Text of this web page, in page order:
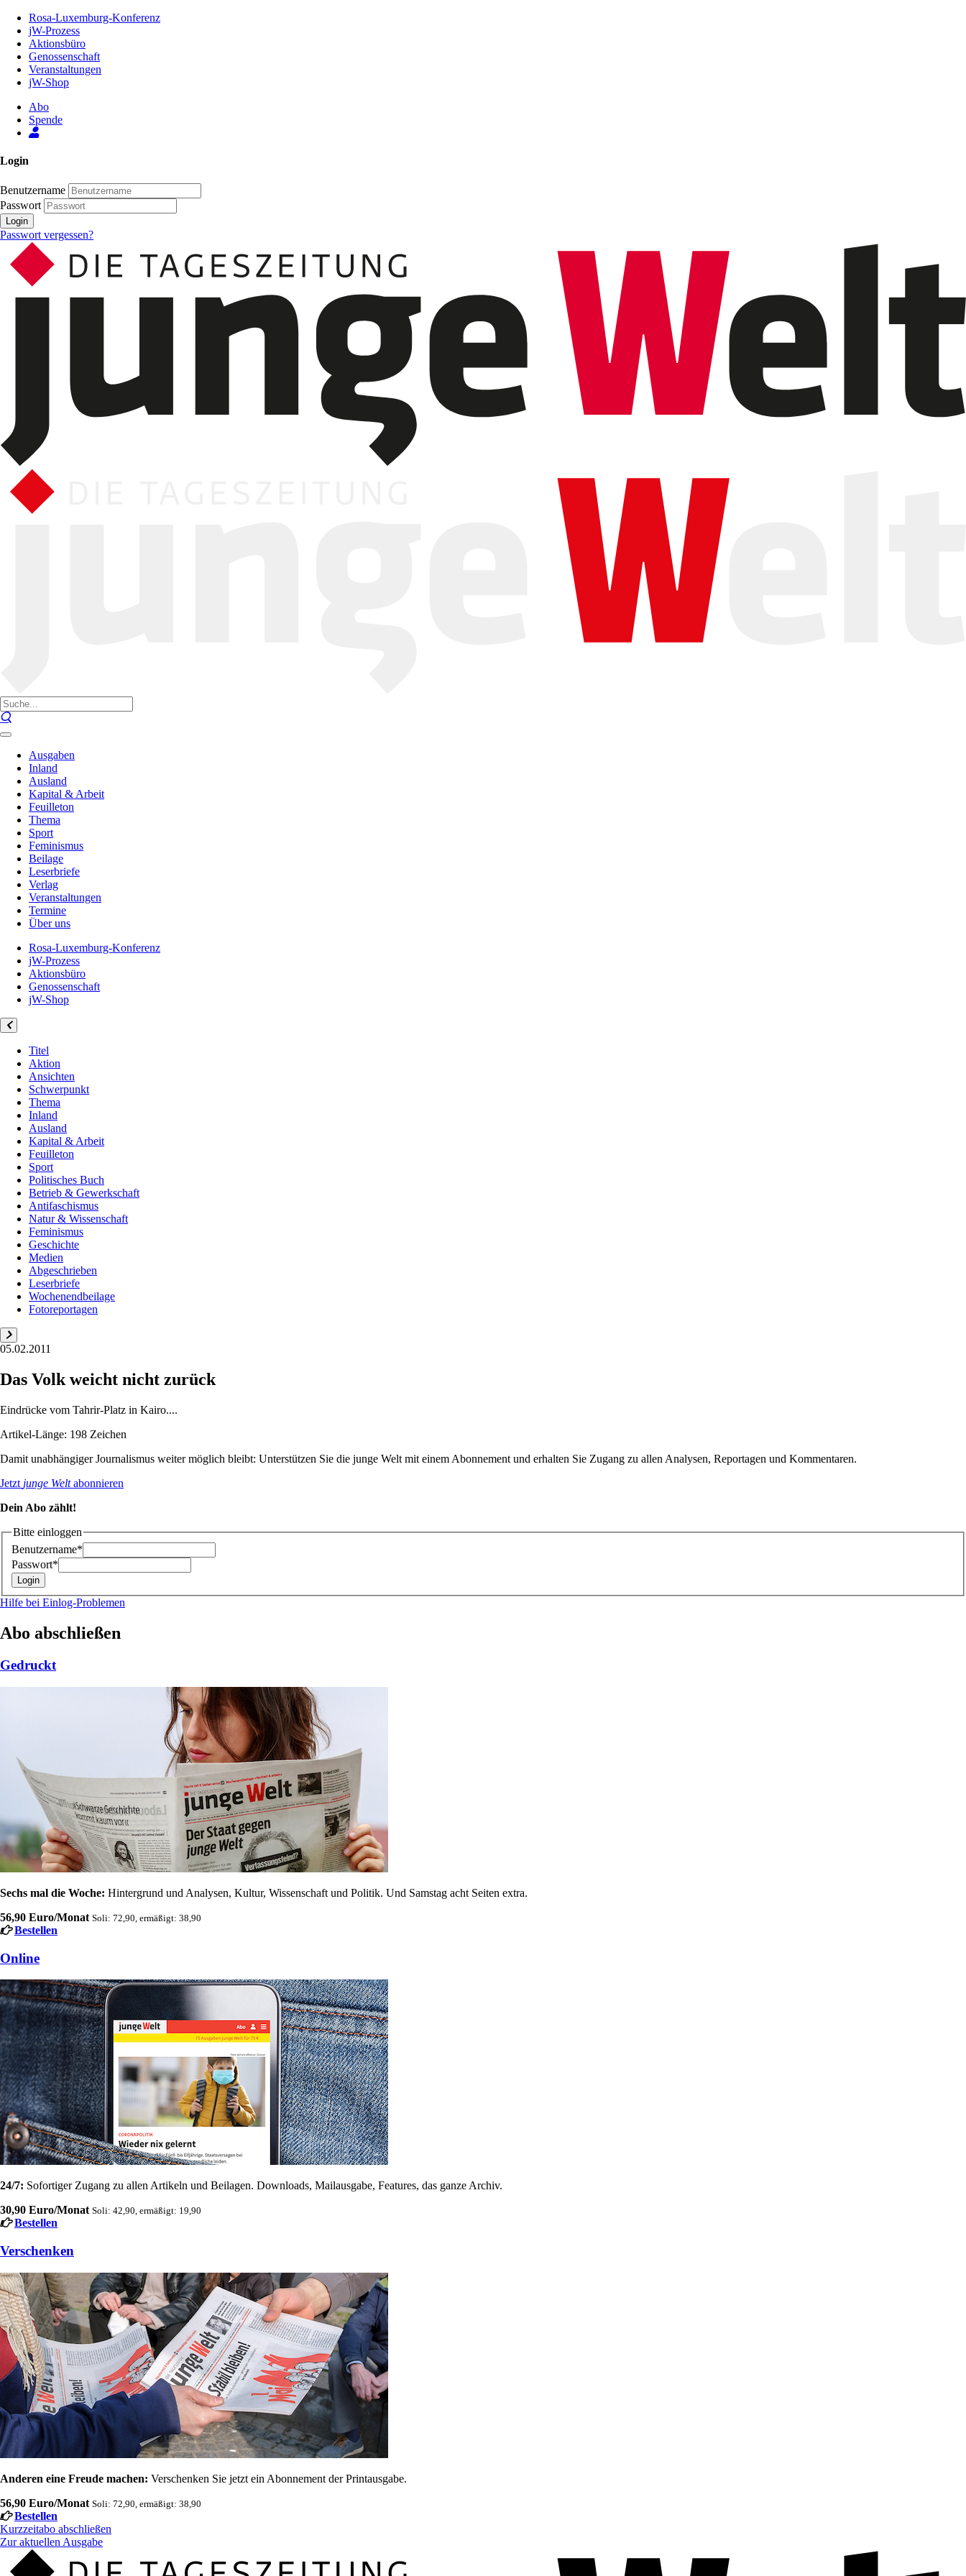
Inhalt
Seite
Rosa-Luxemburg-Konferenz
jW-Prozess
Aktionsbüro
Genossenschaft
Veranstaltungen
jW-Shop
Abo
Spende
Login
Benutzername
Passwort
Login
Passwort vergessen?
Ausgaben
Inland
Ausland
Kapital & Arbeit
Feuilleton
Thema
Sport
Feminismus
Beilage
Leserbriefe
Verlag
Veranstaltungen
Termine
Über uns
Rosa-Luxemburg-Konferenz
jW-Prozess
Aktionsbüro
Genossenschaft
jW-Shop
Titel
Aktion
Ansichten
Schwerpunkt
Thema
Inland
Ausland
Kapital & Arbeit
Feuilleton
Sport
Politisches Buch
Betrieb & Gewerkschaft
Antifaschismus
Natur & Wissenschaft
Feminismus
Geschichte
Medien
Abgeschrieben
Leserbriefe
Wochenendbeilage
Fotoreportagen
05.02.2011
Das Volk weicht nicht zurück
Eindrücke vom Tahrir-Platz in Kairo....
Artikel-Länge: 198 Zeichen
Damit unabhängiger Journalismus weiter möglich bleibt: Unterstützen Sie die junge Welt mit einem Abonnement und erhalten Sie Zugang zu allen Analysen, Reportagen und Kommentaren.
Jetzt junge Weltabonnieren
Dein Abo zählt!
Bitte einloggen
Benutzername*
Passwort*
Hilfe bei Einlog-Problemen
Abo abschließen
Gedruckt
Sechs mal die Woche: Hintergrund und Analysen, Kultur, Wissenschaft und Politik. Und Samstag acht Seiten extra.
56,90 Euro/Monat Soli: 72,90, ermäßigt: 38,90
Bestellen
Online
24/7: Sofortiger Zugang zu allen Artikeln und Beilagen. Downloads, Mailausgabe, Features, das ganze Archiv.
30,90 Euro/Monat Soli: 42,90, ermäßigt: 19,90
Bestellen
Verschenken
Anderen eine Freude machen: Verschenken Sie jetzt ein Abonnement der Printausgabe.
56,90 Euro/Monat Soli: 72,90, ermäßigt: 38,90
Bestellen
Kurzzeitabo abschließen
Zur aktuellen Ausgabe